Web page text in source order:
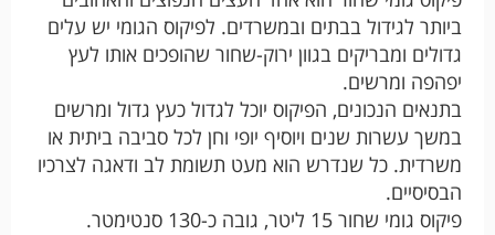
ביותר לגידול בבתים ובמשרדים. לפיקוס הגומי יש עלים
גדולים ומבריקים בגוון ירוק-שחור שהופכים אותו לעץ
יפהפה ומרשים.
בתנאים הנכונים, הפיקוס יוכל לגדול כעץ גדול ומרשים
במשך עשרות שנים ויוסיף יופי וחן לכל סביבה ביתית או
משרדית. כל שנדרש הוא מעט תשומת לב ודאגה לצרכיו
הבסיסיים.
פיקוס גומי שחור 15 ליטר, גובה כ-130 סנטימטר.